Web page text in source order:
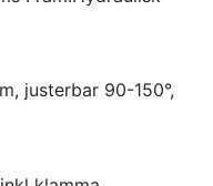
justerbar 90-150°,